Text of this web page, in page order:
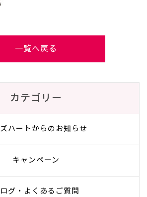
一覧へ戻る
カテゴリー
ズハートからのお知らせ
キャンペーン
グ・よくあるご質問